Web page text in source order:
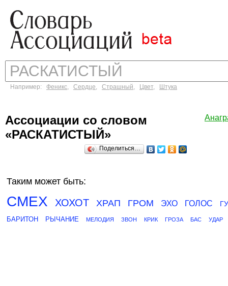
Например: Феникс, Сердце, Страшный, Цвет, Штука
Ассоциации со словом
«РАСКАТИСТЫЙ»
Поделиться…
Таким может быть:
СМЕХ ХОХОТ ХРАП ГРОМ ЭХО ГОЛОС
БАРИТОН РЫЧАНИЕ МЕЛОДИЯ ЗВОН КРИК ГРОЗА БАС УДАР